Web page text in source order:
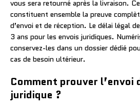
vous sera retourné après la livraison.
constituent ensemble la preuve
d’envoi et de réception. Le délai légal
3 ans pour les envois juridiques.
conservez-les dans un dossier dédié
cas de besoin ultérieur.
Comment prouver l’envoi
juridique ?